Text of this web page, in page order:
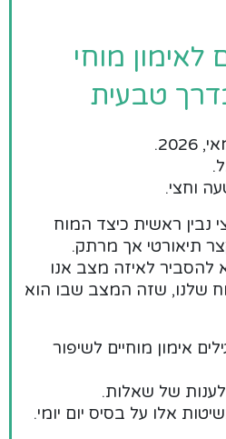
מוחי
טבעית
וחצי.
ראשית כיצד המוח
תיאורטי אך מרתק.
לאיזה מצב אנו
שלנו, שזה המצב שבו הוא
נכיר כ 6 תרגילים אימון מוחיים לשיפור
של שאלות.
אלו על בסיס יום יומי.